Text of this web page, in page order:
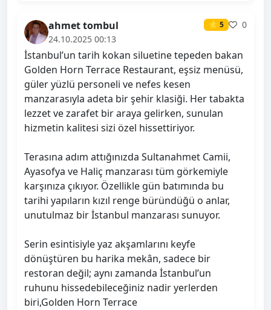
ahmet tombul ⭐ 5
0
24.10.2025 00:13
İstanbul’un tarih kokan siluetine tepeden bakan
Golden Horn Terrace Restaurant, eşsiz menüsü,
güler yüzlü personeli ve nefes kesen
manzarasıyla adeta bir şehir klasiği. Her tabakta
lezzet ve zarafet bir araya gelirken, sunulan
hizmetin kalitesi sizi özel hissettiriyor.
Terasına adım attığınızda Sultanahmet Camii,
Ayasofya ve Haliç manzarası tüm görkemiyle
karşınıza çıkıyor. Özellikle gün batımında bu
tarihi yapıların kızıl renge büründüğü o anlar,
unutulmaz bir İstanbul manzarası sunuyor.
Serin esintisiyle yaz akşamlarını keyfe
dönüştüren bu harika mekân, sadece bir
restoran değil; aynı zamanda İstanbul’un
ruhunu hissedebileceğiniz nadir yerlerden
biri,Golden Horn Terrace